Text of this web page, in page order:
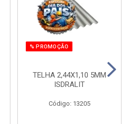
% PROMOÇÃO
TELHA 2,44X1,10 5MM
ISDRALIT
Código: 13205